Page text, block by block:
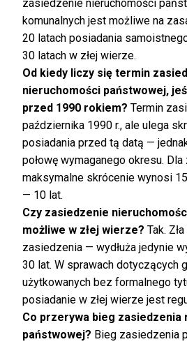
zasiedzenie nieruchomości
komunalnych jest możliwe na
20 latach posiadania
30 latach w złej wierze.
Od kiedy liczy się termin
nieruchomości państwowej,
przed 1990 rokiem? Termin
października 1990 r., ale ulega
posiadania przed tą datą —
połowę wymaganego okresu. Dla
maksymalne skrócenie wynosi
— 10 lat.
Czy zasiedzenie
możliwe w złej wierze? Tak.
zasiedzenia — wydłuża jedynie
30 lat. W sprawach dotyczących
użytkowanych bez formalnego
posiadanie w złej wierze jest
Co przerywa bieg zasiedzenia
państwowej? Bieg zasiedzenia